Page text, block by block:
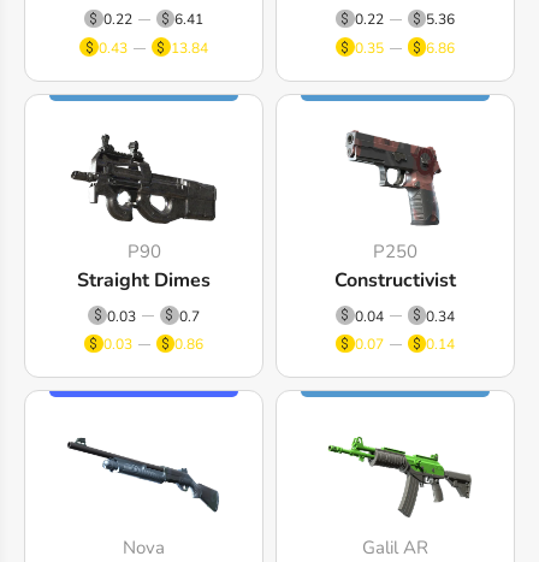
0.22
6.41
0.43
13.84
0.22
5.36
0.35
6.86
P90
Straight Dimes
0.03
0.7
0.03
0.86
P250
Constructivist
0.04
0.34
0.07
0.14
Nova Galil AR